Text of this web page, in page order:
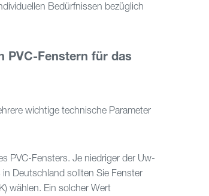
Bedürfnissen bezüglich
PVC-Fenstern für das
wichtige technische Parameter
PVC-Fensters. Je niedriger der Uw-
Deutschland sollten Sie Fenster
wählen. Ein solcher Wert